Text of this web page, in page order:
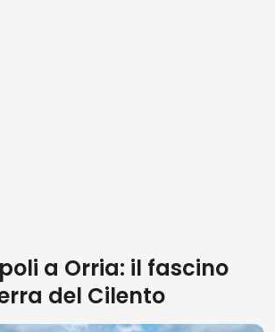
a Orria: il fascino
del Cilento